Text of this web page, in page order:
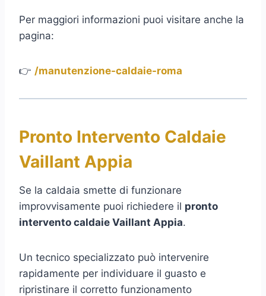
Per maggiori informazioni puoi visitare anche la
pagina:
👉 /manutenzione-caldaie-roma
Pronto Intervento Caldaie
Vaillant Appia
Se la caldaia smette di funzionare
improvvisamente puoi richiedere il pronto
intervento caldaie Vaillant Appia.
Un tecnico specializzato può intervenire
rapidamente per individuare il guasto e
ripristinare il corretto funzionamento